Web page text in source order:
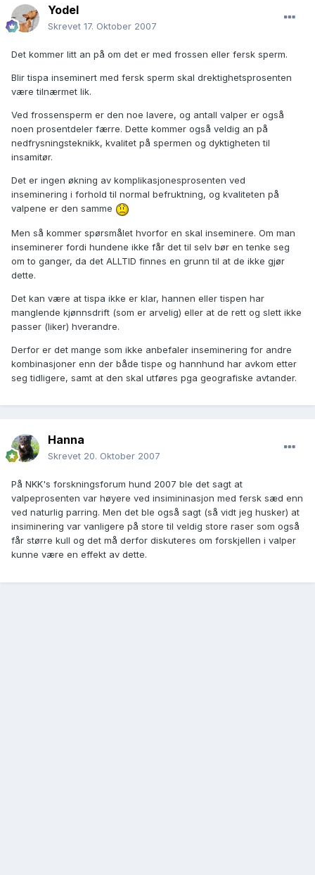
Yodel
Skrevet 17. Oktober 2007
Det kommer litt an på om det er med frossen eller fersk sperm.
Blir tispa inseminert med fersk sperm skal drektighetsprosenten
være tilnærmet lik.
Ved frossensperm er den noe lavere, og antall valper er også
noen prosentdeler færre. Dette kommer også veldig an på
nedfrysningsteknikk, kvalitet på spermen og dyktigheten til
insamitør.
Det er ingen økning av komplikasjonesprosenten ved
inseminering i forhold til normal befruktning, og kvaliteten på
valpene er den samme
Men så kommer spørsmålet hvorfor en skal inseminere. Om man
inseminerer fordi hundene ikke får det til selv bør en tenke seg
om to ganger, da det ALLTID finnes en grunn til at de ikke gjør
dette.
Det kan være at tispa ikke er klar, hannen eller tispen har
manglende kjønnsdrift (som er arvelig) eller at de rett og slett ikke
passer (liker) hverandre.
Derfor er det mange som ikke anbefaler inseminering for andre
kombinasjoner enn der både tispe og hannhund har avkom etter
seg tidligere, samt at den skal utføres pga geografiske avtander.
Hanna
Skrevet 20. Oktober 2007
På NKK's forskningsforum hund 2007 ble det sagt at
valpeprosenten var høyere ved insimininasjon med fersk sæd enn
ved naturlig parring. Men det ble også sagt (så vidt jeg husker) at
insiminering var vanligere på store til veldig store raser som også
får større kull og det må derfor diskuteres om forskjellen i valper
kunne være en effekt av dette.